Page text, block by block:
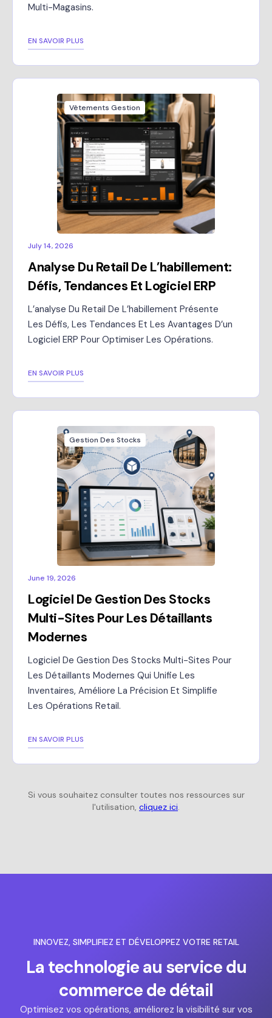
Multi-Magasins.
EN SAVOIR PLUS
Vêtements Gestion
July 14, 2026
Analyse Du Retail De L’habillement:
Défis, Tendances Et Logiciel ERP
L’analyse Du Retail De L’habillement Présente
Les Défis, Les Tendances Et Les Avantages D’un
Logiciel ERP Pour Optimiser Les Opérations.
EN SAVOIR PLUS
Gestion Des Stocks
June 19, 2026
Logiciel De Gestion Des Stocks
Multi-Sites Pour Les Détaillants
Modernes
Logiciel De Gestion Des Stocks Multi-Sites Pour
Les Détaillants Modernes Qui Unifie Les
Inventaires, Améliore La Précision Et Simplifie
Les Opérations Retail.
EN SAVOIR PLUS
Si vous souhaitez consulter toutes nos ressources sur
l'utilisation, cliquez ici.
INNOVEZ, SIMPLIFIEZ ET DÉVELOPPEZ VOTRE RETAIL
La technologie au service du
commerce de détail
Optimisez vos opérations, améliorez la visibilité sur vos